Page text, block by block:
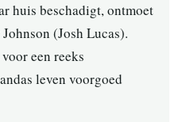
huis beschadigt, ontmoet
(Josh Lucas).
een reeks
leven voorgoed